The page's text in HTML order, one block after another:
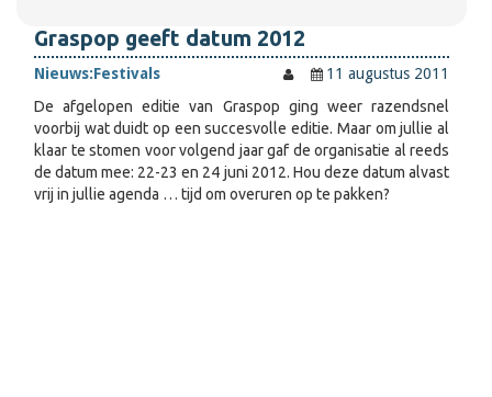
Graspop geeft datum 2012
Nieuws:Festivals
11 augustus 2011
De afgelopen editie van Graspop ging weer razendsnel
voorbij wat duidt op een succesvolle editie. Maar om jullie al
klaar te stomen voor volgend jaar gaf de organisatie al reeds
de datum mee: 22-23 en 24 juni 2012. Hou deze datum alvast
vrij in jullie agenda … tijd om overuren op te pakken?